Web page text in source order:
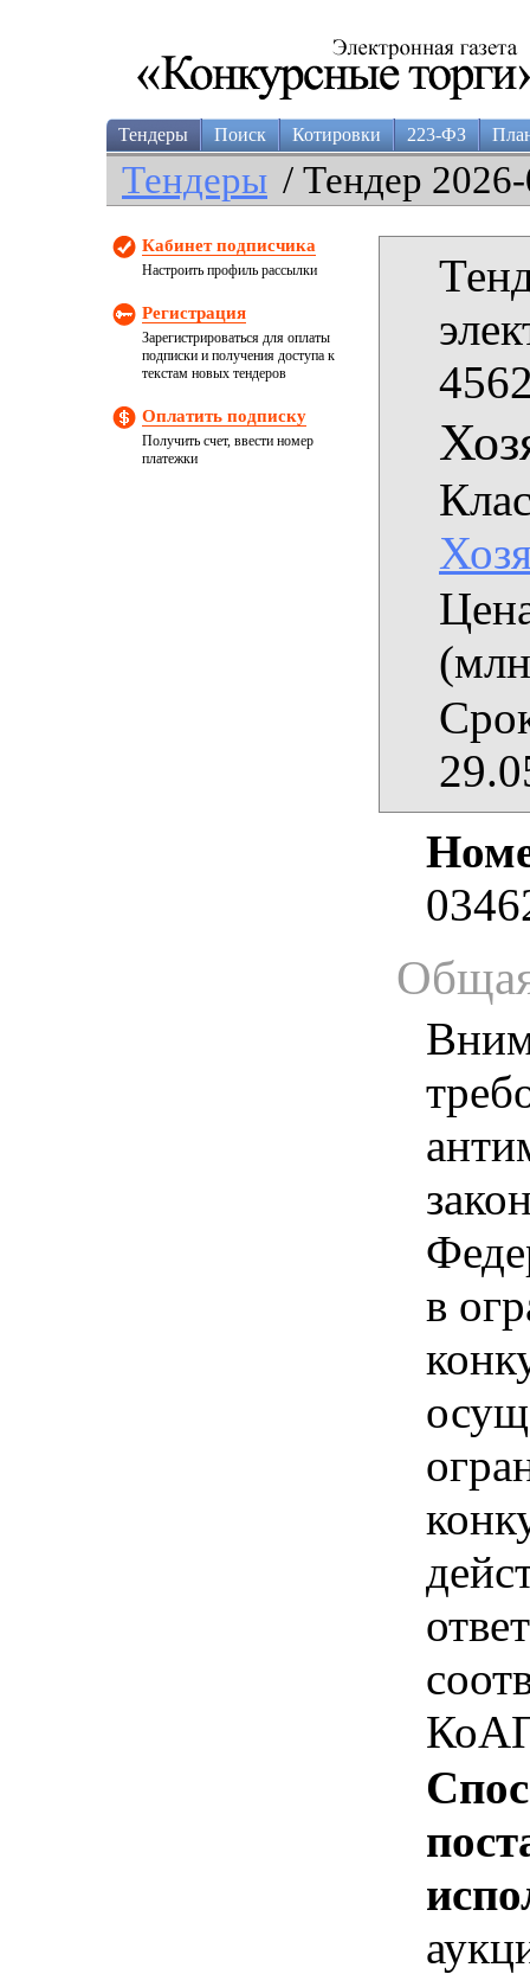
Тендеры Поиск Котировки 223-ФЗ
Тендеры / Тендер
Кабинет подписчика
Настроить профиль рассылки
Регистрация
Зарегистрироваться для оплаты
подписки и получения доступа к
текстам новых тендеров
Оплатить подписку
Получить счет, ввести номер
платежки
в